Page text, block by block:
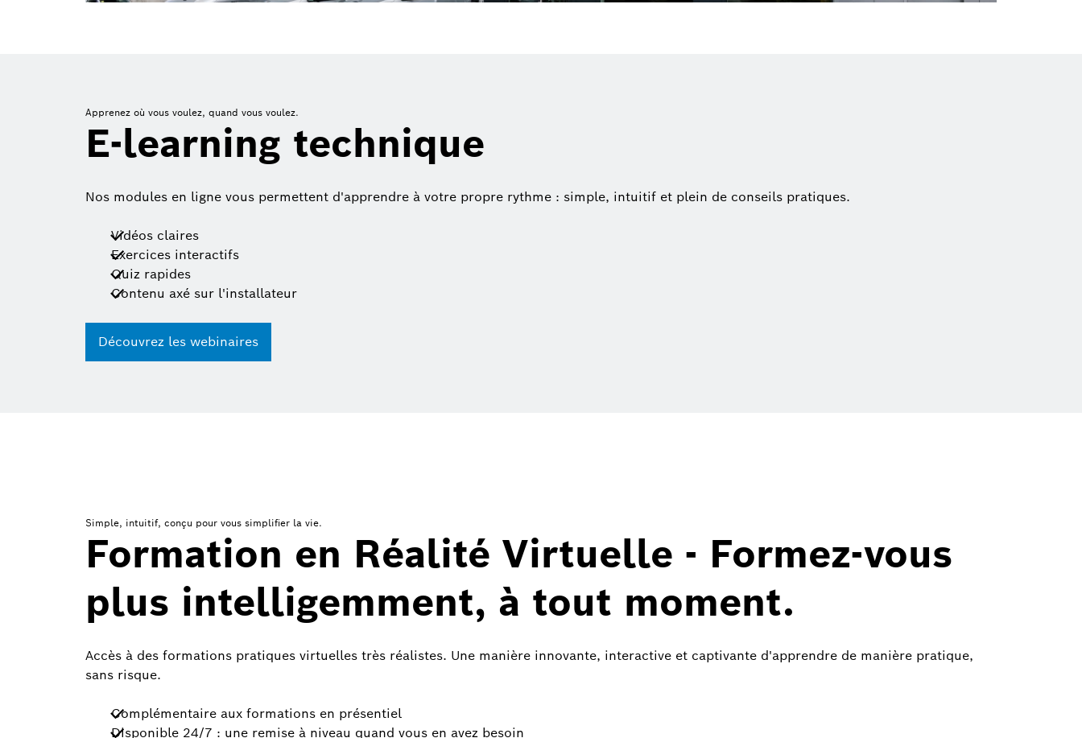
Apprenez où vous voulez, quand vous voulez.
E-learning technique
Nos modules en ligne vous permettent d'apprendre à votre propre rythme : simple, intuitif et plein de conseils pratiques.
Vidéos claires
Exercices interactifs
Quiz rapides
Contenu axé sur l'installateur
Découvrez les webinaires
Simple, intuitif, conçu pour vous simplifier la vie.
Formation en Réalité Virtuelle - Formez-vous
plus intelligemment, à tout moment.
Accès à des formations pratiques virtuelles très réalistes. Une manière innovante, interactive et captivante d'apprendre de manière pratique,
sans risque.
Complémentaire aux formations en présentiel
Disponible 24/7 : une remise à niveau quand vous en avez besoin